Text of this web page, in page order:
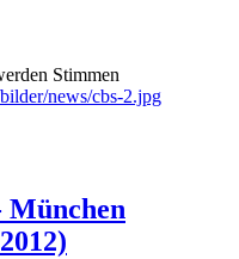
Stimmen
news/cbs-2.jpg
München